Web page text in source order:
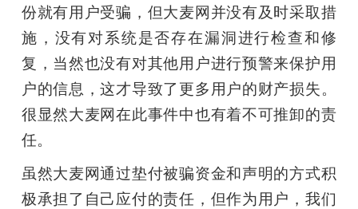
份就有用户受骗，但大麦网并没有及时采取措
施，没有对系统是否存在漏洞进行检查和修
复，当然也没有对其他用户进行预警来保护用
户的信息，这才导致了更多用户的财产损失。
很显然大麦网在此事件中也有着不可推卸的责
任。
虽然大麦网通过垫付被骗资金和声明的方式积
极承担了自己应付的责任，但作为用户，我们